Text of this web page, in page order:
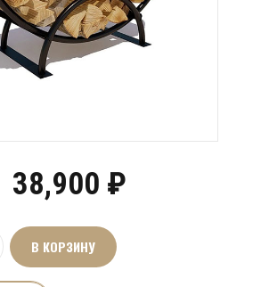
38,900 ₽
В КОРЗИНУ